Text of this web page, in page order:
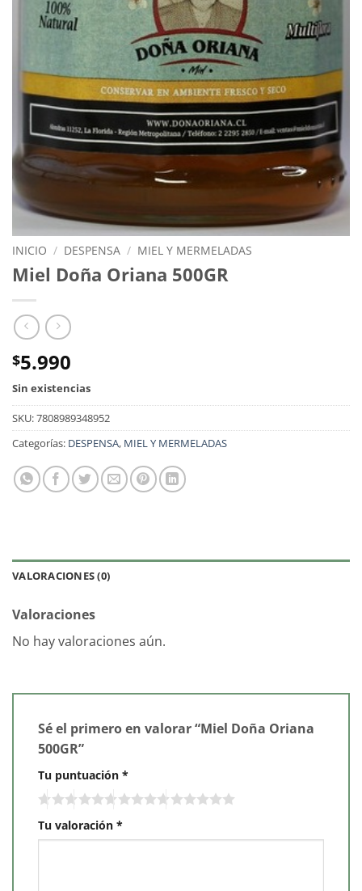
INICIO / DESPENSA / MIEL Y MERMELADAS
Miel Doña Oriana 500GR
$5.990
Sin existencias
SKU:7808989348952
Categorías: DESPENSA, MIEL Y MERMELADAS
VALORACIONES (0)
Valoraciones
No hay valoraciones aún.
Sé el primero en valorar “Miel Doña Oriana
500GR”
Tu puntuación *
Tu valoración *